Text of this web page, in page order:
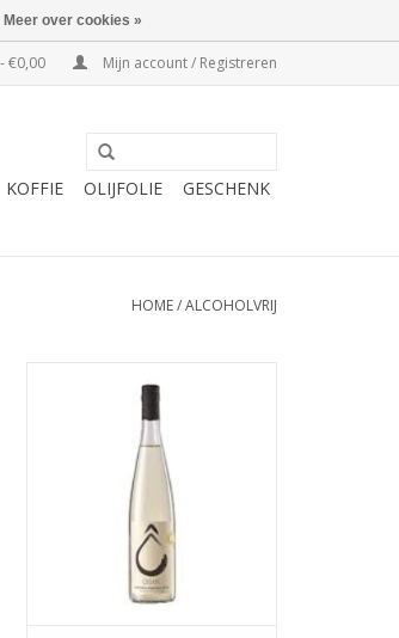
€0,00 Mijn account / Registreren
KOFFIE OLIJFOLIE GESCHENK
HOME/ALCOHOLVRIJ
TOEVOEGEN AAN WINKELWAGEN
Meer over cookies »